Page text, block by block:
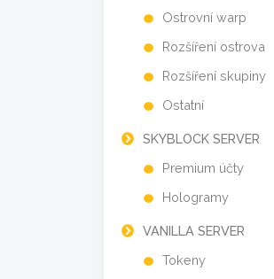
Ostrovní warp
Rozšíření ostrova
Rozšíření skupiny
Ostatní
SKYBLOCK SERVER
Premium účty
Hologramy
VANILLA SERVER
Tokeny